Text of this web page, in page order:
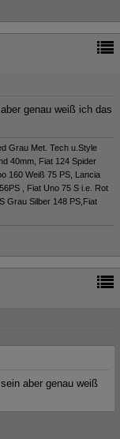
genau weiß ich das
Grau Met. Tech u.Style
40mm, Fiat 124 Spider
160 Weiß 75 PS, Lancia
, Fiat Uno 75 S i.e. Rot
Grau Silber 148 PS,Fiat
aber genau weiß